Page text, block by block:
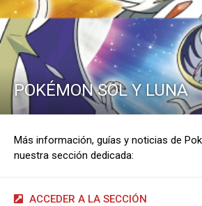
POKÉMON SOL Y LUNA
Más información, guías y noticias de
nuestra sección dedicada:
ACCEDER A LA SECCIÓN